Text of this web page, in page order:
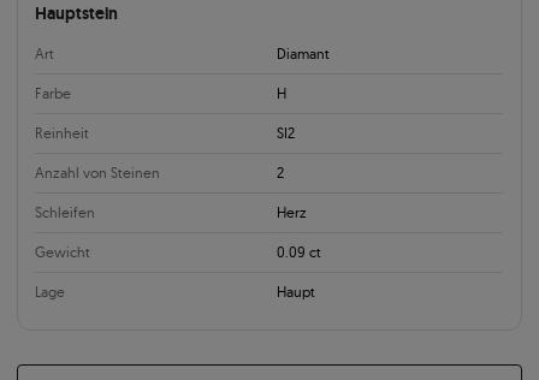
Hauptstein
Art Diamant
Farbe H
Reinheit SI2
Anzahl von Steinen 2
Schleifen Herz
Gewicht 0.09 ct
Lage Haupt